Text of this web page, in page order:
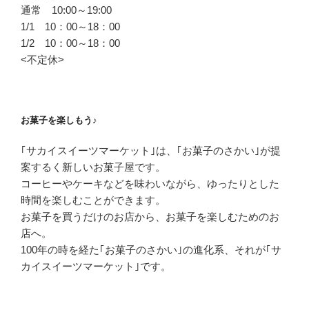
通常 10:00～19:00
1/1 10：00～18：00
1/2 10：00～18：00
<不定休>
お菓子を楽しもう♪
｢サカイスイーツマーケット｣は、
｢お菓子のさかい｣が提
案する く新しいお菓子屋です。
コーヒーやケーキなどを味わいながら、 ゆったりとした
時間を楽しむことができます。
お菓子を買うだけのお店から、 お菓子を楽しむためのお
店へ。
100年の時を経た ｢お菓子のさかい｣の進化系、 それが｢サ
カイスイーツマーケット｣です。